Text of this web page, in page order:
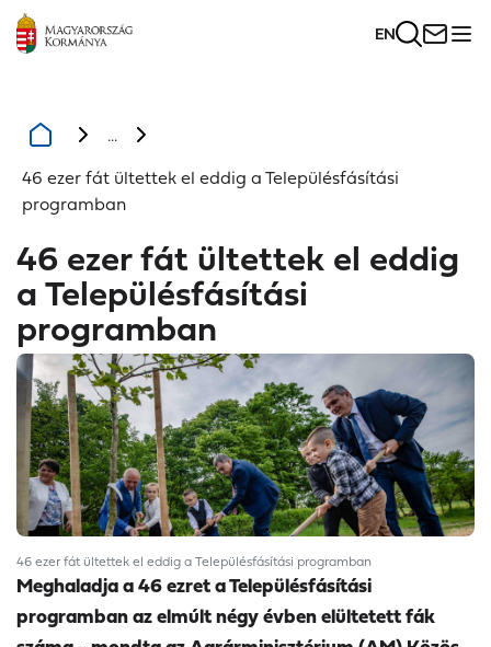
EN
...
46 ezer fát ültettek el eddig a Településfásítási
programban
46 ezer fát ültettek el eddig
a Településfásítási
programban
46 ezer fát ültettek el eddig a Településfásítási programban
Meghaladja a 46 ezret a Településfásítási
programban az elmúlt négy évben elültetett fák